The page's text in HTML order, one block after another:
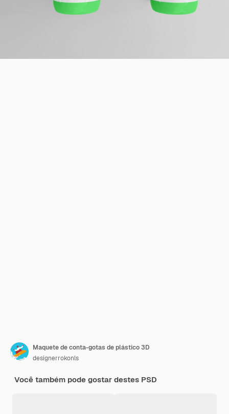
Maquete de conta-gotas de plástico 3D
designerrokonls
Você também pode gostar destes PSD